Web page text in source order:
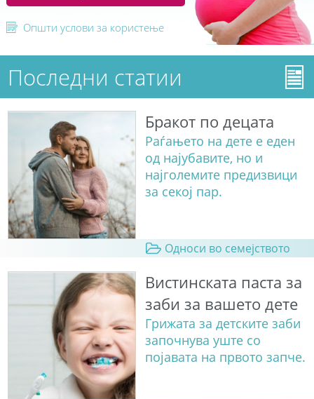
Општи услови за користење
Последни статии
Бракот по децата
Раѓањето на дете е еден
од најубавите, но и
најголемите предизвици
за секој пар.
Односи во семејството
Вистинската паста за
заби за вашето дете
Грижата за детските заби
започнува уште со
појавата на првото запче.